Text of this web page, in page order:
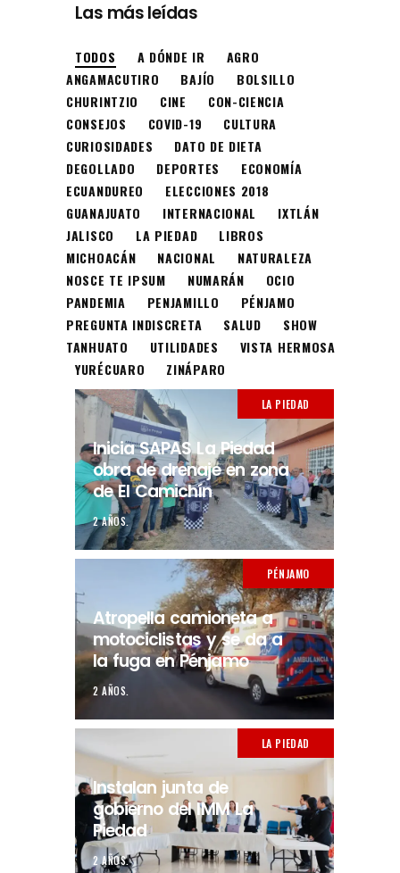
Las más leídas
TODOS A DÓNDE IR
AGRO
ANGAMACUTIRO
BAJÍO
BOLSILLO
CHURINTZIO
CINE
CON-CIENCIA
CONSEJOS
COVID-19
CULTURA
CURIOSIDADES
DATO DE DIETA
DEGOLLADO
DEPORTES
ECONOMÍA
ECUANDUREO
ELECCIONES 2018
GUANAJUATO
INTERNACIONAL
IXTLÁN
JALISCO
LA PIEDAD
LIBROS
MICHOACÁN
NACIONAL
NATURALEZA
NOSCE TE IPSUM
NUMARÁN
OCIO
PANDEMIA
PENJAMILLO
PÉNJAMO
PREGUNTA INDISCRETA
SALUD
SHOW
TANHUATO
UTILIDADES
VISTA HERMOSA
YURÉCUARO
ZINÁPARO
LA PIEDAD
Inicia SAPAS La Piedad
obra de drenaje en zona
de El Camichín
2 AÑOS.
PÉNJAMO
Atropella camioneta a
motociclistas y se da a
la fuga en Pénjamo
2 AÑOS.
LA PIEDAD
Instalan junta de
gobierno del IMM La
Piedad
2 AÑOS.